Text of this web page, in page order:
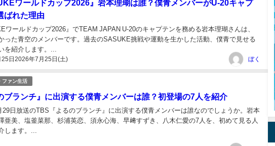
ワールドカップ2026』岩本理瑚は誰？僕青メンバーがU-20キャプ
ばれた理由
25日2026年7月25日(土)
ワールドカップ2026』でTEAM JAPAN U-20のキャプテンを務める岩本理瑚さんは、
った青空のメンバーです。過去のSASUKE挑戦や運動を生かした活動、僕青で見せる
を紹介します。...
ぼく
ファン生活
ブランチ』に出演する僕青メンバーは誰？初登場の7人を紹介
29日放送のTBS『よるのブランチ』に出演する僕青メンバーは誰なのでしょうか。岩本
亜美、塩釜菜那、杉浦英恋、須永心海、早﨑すずき、八木仁愛の7人を、初めて見る人
します。...